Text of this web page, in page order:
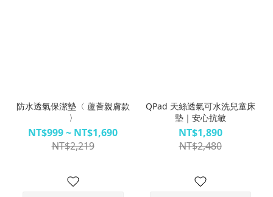
防水透氣保潔墊〈 蘆薈親膚款
〉
NT$999 ~ NT$1,690
NT$2,219
QPad 天絲透氣可水洗兒童床
墊｜安心抗敏
NT$1,890
NT$2,480